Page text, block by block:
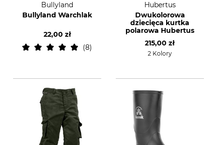
Bullyland
Bullyland Warchlak
22,00 zł
8
Hubertus
Dwukolorowa
dziecięca kurtka
polarowa Hubertus
215,00 zł
2 Kolory